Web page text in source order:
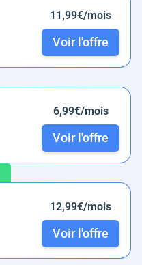
11,99€/mois
Voir l'offre
6,99€/mois
Voir l'offre
12,99€/mois
Voir l'offre